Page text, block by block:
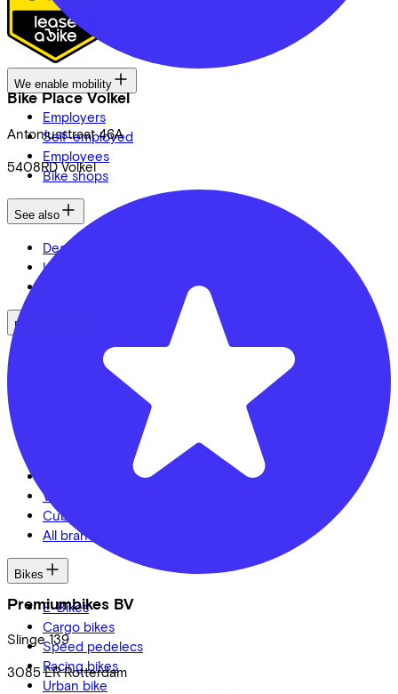
Bike Place Volkel
Antoniusstraat 46A
5408RD Volkel
Premiumbikes BV
Slinge 139
3085 ER Rotterdam
We enable mobility
Employers
Self-employed
Employees
Bike shops
See also
Dealer locator
Lease a bike? Calculate your costs
Bike brands
Cannondale
Van Raam
Cube
All brands
Bikes
E-Bikes
Cargo bikes
Speed pedelecs
Racing bikes
Urban bike